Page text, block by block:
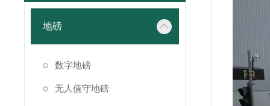
地磅
数字地磅
无人值守地磅